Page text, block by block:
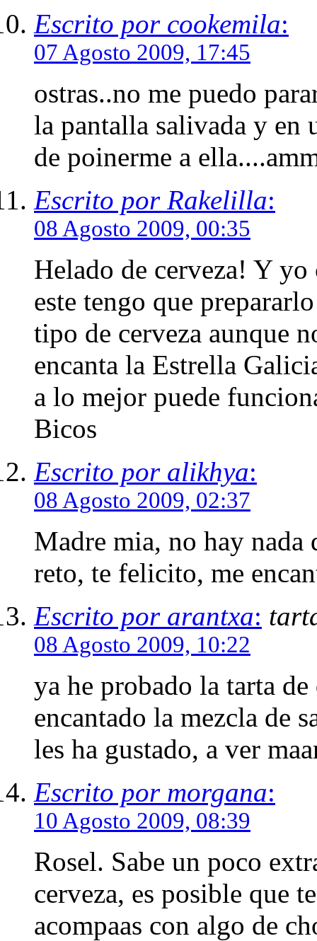
Escrito por cookemila:
07 Agosto 2009, 17:45
ostras..no me puedo
la pantalla salivada y en
de poinerme a
Escrito por Rakelilla:
08 Agosto 2009, 00:35
Helado de cerveza! Y yo
este tengo que
tipo de cerveza aunque
encanta la Estrella
a lo mejor puede
Bicos
Escrito por alikhya:
08 Agosto 2009, 02:37
Madre mia, no hay nada
reto, te felicito, me
Escrito por arantxa:
08 Agosto 2009, 10:22
ya he probado la tarta
encantado la mezcla de
les ha gustado, a ver
Escrito por morgana:
10 Agosto 2009, 08:39
Rosel. Sabe un poco
cerveza, es posible que
acompaas con algo de